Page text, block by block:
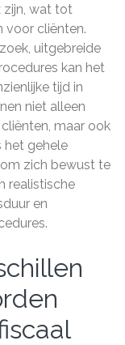
zijn, wat tot
voor cliënten.
uitgebreide
kan het
tijd in
niet alleen
maar ook
het gehele
zich bewust te
realistische
en